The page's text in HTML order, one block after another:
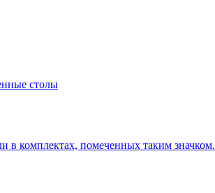
столы
в комплектах, помеченных таким значком.